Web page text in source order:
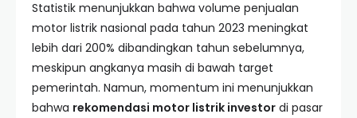
Statistik menunjukkan bahwa volume penjualan
motor listrik nasional pada tahun 2023 meningkat
lebih dari 200% dibandingkan tahun sebelumnya,
meskipun angkanya masih di bawah target
pemerintah. Namun, momentum ini menunjukkan
bahwa rekomendasi motor listrik investor di pasar